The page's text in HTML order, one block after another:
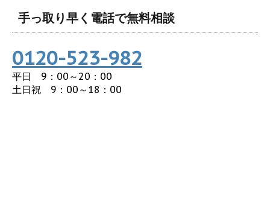
手っ取り早く電話で無料相談
0120-523-982
平日 9：00～20：00
土日祝 9：00～18：00